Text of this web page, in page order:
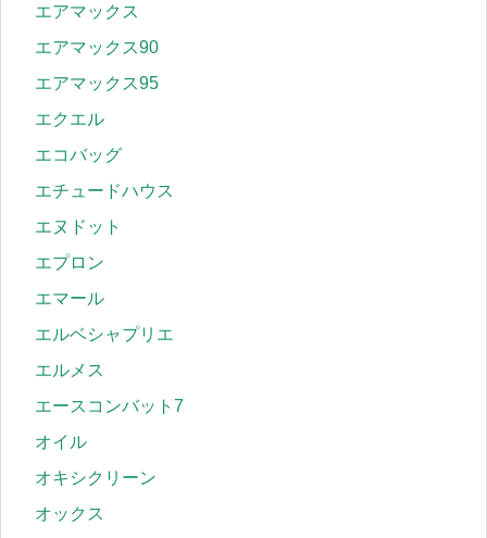
エアマックス
エアマックス90
エアマックス95
エクエル
エコバッグ
エチュードハウス
エヌドット
エプロン
エマール
エルベシャプリエ
エルメス
エースコンバット7
オイル
オキシクリーン
オックス